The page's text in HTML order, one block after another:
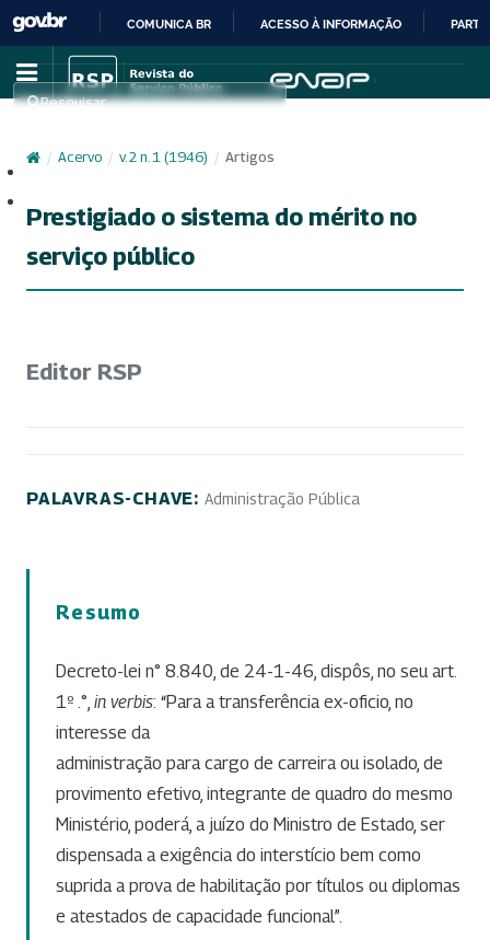
IR
PARA
CONTEÚDO
COMUNICA BR ACESSO À INFORMAÇÃO
Pesquisar
/ Acervo / v. 2 n. 1 (1946) / Artigos
Prestigiado o sistema do mérito no
serviço público
Editor RSP
PALAVRAS-CHAVE: Administração Pública
Resumo
Decreto-lei n° 8.840, de 24-1-46, dispôs, no seu art.
1º .°, in verbis: “Para a transferência ex-oficio, no
interesse da
administração para cargo de carreira ou isolado, de
provimento efetivo, integrante de quadro do mesmo
Ministério, poderá, a juízo do Ministro de Estado, ser
dispensada a exigência do interstício bem como
suprida a prova de habilitação por títulos ou diplomas
e atestados de capacidade funcional”.